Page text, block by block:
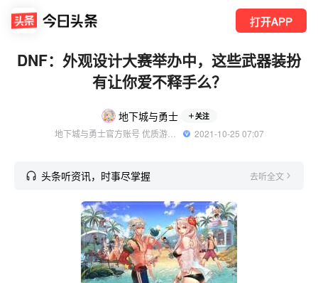
打开APP
DNF：外观设计大赛举办中，这些武器装扮
有让你爱不释手么？
地下城与勇士 关注
地下城与勇士官方账号 优质游戏领域创作者
  2021-10-25 07:07
头条听资讯，时事尽掌握 去听全文